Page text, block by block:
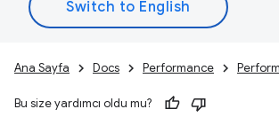
Ana Sayfa Docs Performance
Bu size yardımcı oldu mu?